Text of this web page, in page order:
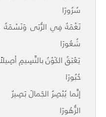
سُرُورَا
نَغْمَةٌ فِي الرُّبَى
شُعُورَا
يَعْبَقُ الكَوْنُ بالنَّسِيمِ
حُبُورَا
إنَّما يُبْصِرُ الجَمالَ
الزُّهُورَا